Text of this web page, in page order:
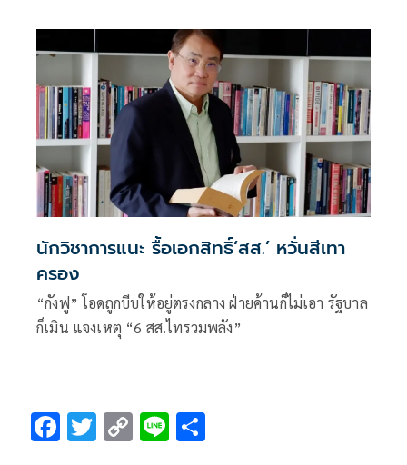
นักวิชาการแนะ รื้อเอกสิทธิ์‘สส.’ หวั่นสีเทา
ครอง
“กังฟู” โอดถูกบีบให้อยู่ตรงกลาง ฝ่ายค้านก็ไม่เอา รัฐบาล
ก็เมิน แจงเหตุ “6 สส.ไทรวมพลัง”
F T C Li